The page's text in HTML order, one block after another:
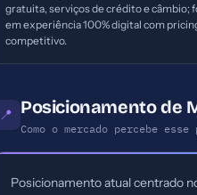
gratuita, serviços de crédito e câmbio;
em experiência 100% digital com
competitivo.
📍 Posicionamento de
Como o mercado percebe esse
Posicionamento atual centrado